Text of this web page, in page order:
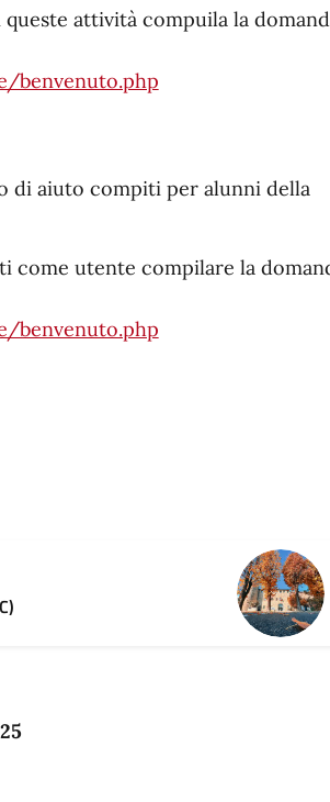
attività compuila la
benvenuto.php
di aiuto compiti per alunni della
come utente compilare la
benvenuto.php